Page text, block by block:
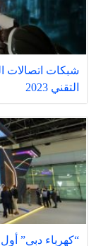
شبكات اتصالات
التقني 2023
“كهرباء دبي”